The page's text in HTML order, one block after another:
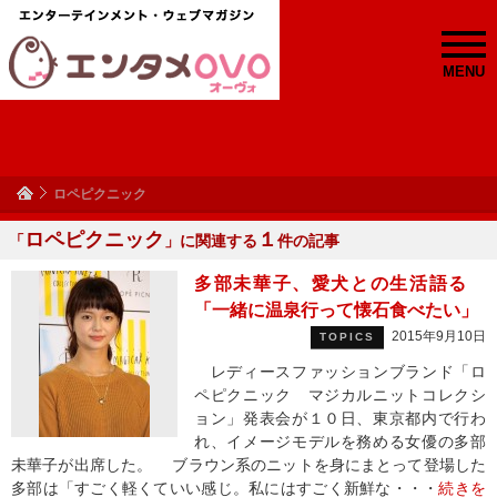
MENU
ロペピクニック
「 ロペピクニック 」に関連する １ 件の記事
多部未華子、愛犬との生活語る
「一緒に温泉行って懐石食べたい」
TOPICS 2015年9月10日
レディースファッションブランド「ロ
ペピクニック マジカルニットコレクシ
ョン」発表会が１０日、東京都内で行わ
れ、イメージモデルを務める女優の多部
未華子が出席した。 ブラウン系のニットを身にまとって登場した
多部は「すごく軽くていい感じ。私にはすごく新鮮な・・・続きを